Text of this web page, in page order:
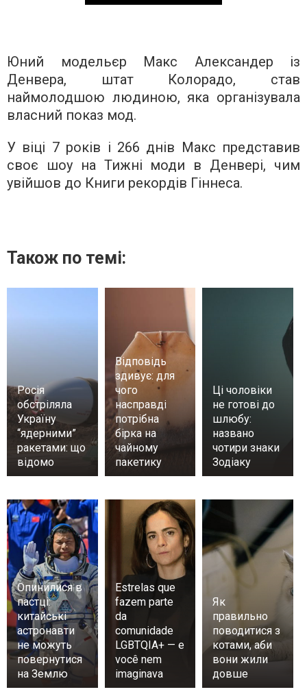
Юний модельєр Макс Александер із
Денвера, штат Колорадо, став
наймолодшою людиною, яка організувала
власний показ мод.
У віці 7 років і 266 днів Макс представив
своє шоу на Тижні моди в Денвері, чим
увійшов до Книги рекордів Гіннеса.
Також по темі:
Росія
обстріляла
Україну
“ядерними”
ракетами: що
відомо
Відповідь
здивує: для
чого
насправді
потрібна
бірка на
чайному
пакетику
Ці чоловіки
не готові до
шлюбу:
названо
чотири знаки
Зодіаку
Опинилися в
пастці:
китайські
астронавти
не можуть
повернутися
на Землю
Estrelas que
fazem parte
da
comunidade
LGBTQIA+ — e
você nem
imaginava
Як
правильно
поводитися з
котами, аби
вони жили
довше